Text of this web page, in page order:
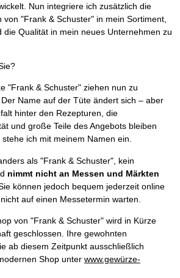
Nun integriere ich zusätzlich die
"Frank & Schuster" in mein Sortiment,
die Qualität in mein neues Unternehmen zu
"Frank & Schuster" ziehen nun zu
Name auf der Tüte ändert sich – aber
hinter den Rezepturen, die
und große Teile des Angebots bleiben
ich mit meinem Namen ein.
als "Frank & Schuster", kein
nimmt nicht an Messen und Märkten
können jedoch bequem jederzeit online
auf einen Messetermin warten.
von "Frank & Schuster" wird in Kürze
geschlossen. Ihre gewohnten
ab diesem Zeitpunkt ausschließlich
Shop unter www.gewürze-